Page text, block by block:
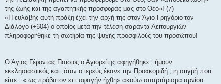
της ζωής και της αγαπητικής προσφοράς μας στο Θεό»! (7)
«Η ευλαβής αυτή πράξη έχει την αρχή της στον Άγιο Γρηγόριο τον
Διάλογο (+604) ο οποίος μετά την τέλεση σαράντα Λειτουργιών
πληροφορήθηκε τη σωτηρία της ψυχής προσφιλούς του προσώπου!
Ο Άγιος Γέροντας Παϊσιος ο Αγιορείτης αφηγήθηκε : ήμουν
εκκλησιαστικός και ,όταν ο ιερεύς έκανε την Προσκομιδή ,τη στιγμή που
είπε : « ως πρόβατον επι σφαγήν ήχθη» ακούω σπαρτάρισμα αρνίου